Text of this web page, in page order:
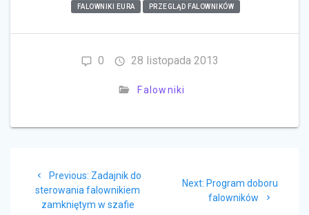
FALOWNIKI EURA PRZEGLĄD FALOWNIKÓW
0 28 listopada 2013
Falowniki
wpisu
Previous: Previous
post:
Zadajnik do
sterowania falownikiem
zamkniętym w szafie
Next: Next
post:
Program doboru
falowników